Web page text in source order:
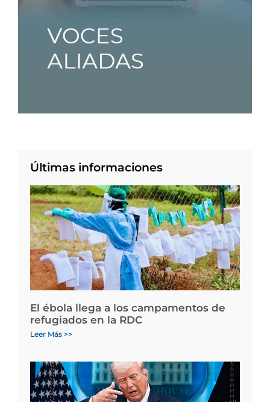
Últimas informaciones
El ébola llega a los campamentos de
refugiados en la RDC
Leer Más >>